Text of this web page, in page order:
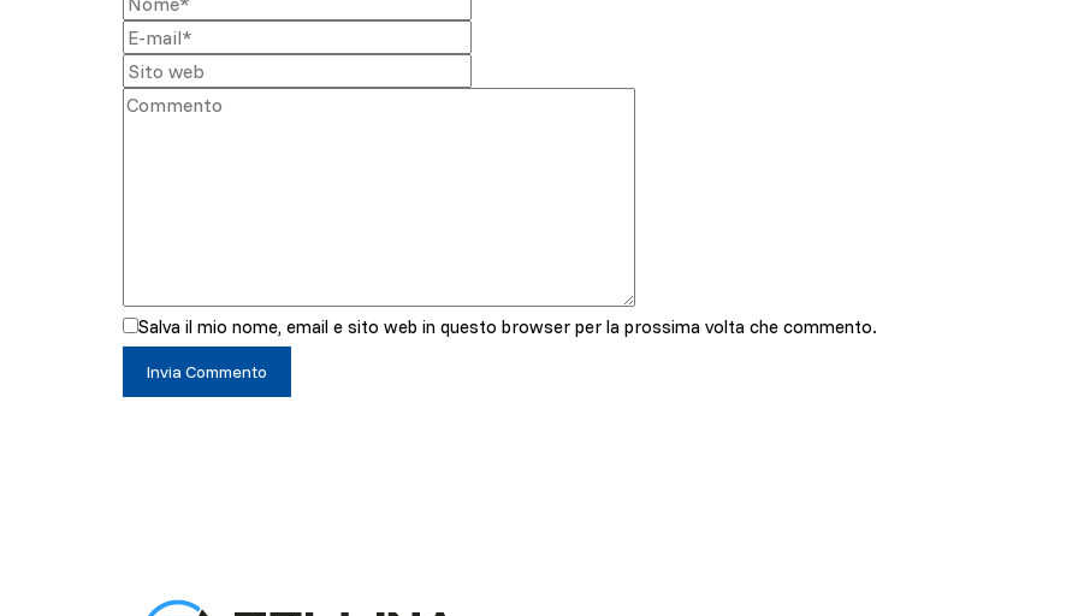
Salva il mio nome, email e sito web in questo browser per la prossima volta che commento.